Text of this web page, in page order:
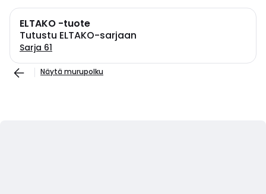
ELTAKO -tuote
Tutustu ELTAKO-sarjaan
Sarja 61
Näytä murupolku